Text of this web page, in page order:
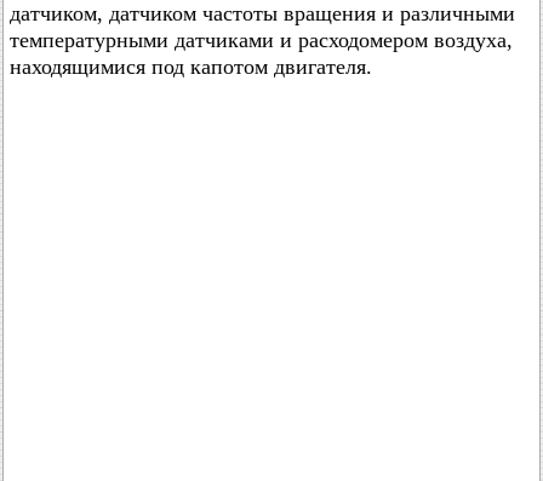
датчиком, датчиком частоты вращения и различными
температурными датчиками и расходомером воздуха,
находящимися под капотом двигателя.